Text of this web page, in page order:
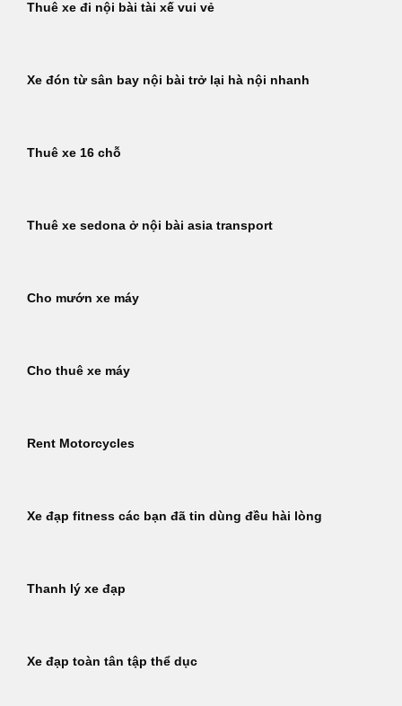
Thuê xe đi nội bài tài xế vui vẻ
Xe đón từ sân bay nội bài trở lại hà nội nhanh
Thuê xe 16 chỗ
Thuê xe sedona ở nội bài asia transport
Cho mướn xe máy
Cho thuê xe máy
Rent Motorcycles
Xe đạp fitness các bạn đã tin dùng đều hài lòng
Thanh lý xe đạp
Xe đạp toàn tân tập thể dục